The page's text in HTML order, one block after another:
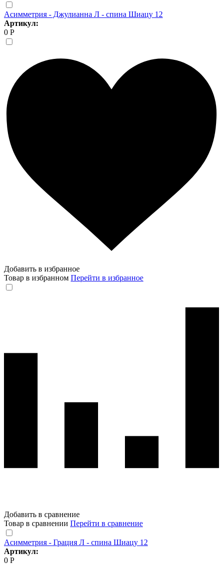
Асимметрия - Джулианна Л - спина Шиацу 12
Артикул:
0 Р
Добавить в избранное
Товар в избранном Перейти в избранное
Добавить в сравнение
Товар в сравнении Перейти в сравнение
Асимметрия - Грация Л - спина Шиацу 12
Артикул:
0 Р